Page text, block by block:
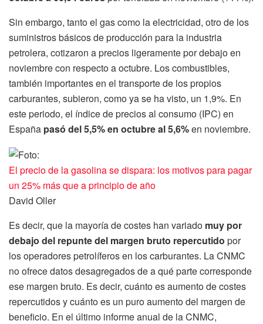
Sin embargo, tanto el gas como la electricidad, otro de los
suministros básicos de producción para la industria
petrolera, cotizaron a precios ligeramente por debajo en
noviembre con respecto a octubre. Los combustibles,
también importantes en el transporte de los propios
carburantes, subieron, como ya se ha visto, un 1,9%. En
este periodo, el índice de precios al consumo (IPC) en
España pasó del 5,5% en octubre al 5,6%en noviembre.
El precio de la gasolina se dispara: los motivos para pagar
un 25% más que a principio de año
David Oller
Es decir, que la mayoría de costes han variado muy por
debajo del repunte del margen bruto repercutido por
los operadores petrolíferos en los carburantes. La CNMC
no ofrece datos desagregados de a qué parte corresponde
ese margen bruto. Es decir, cuánto es aumento de costes
repercutidos y cuánto es un puro aumento del margen de
beneficio. En el último informe anual de la CNMC,